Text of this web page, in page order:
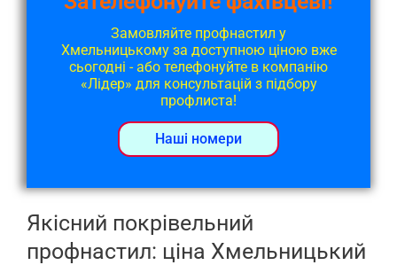
Замовляйте профнастил у
Хмельницькому за доступною ціною вже
сьогодні - або телефонуйте в компанію
«Лідер» для консультацій з підбору
профлиста!
Наші номери
Якісний покрівельний
профнастил: ціна Хмельницький